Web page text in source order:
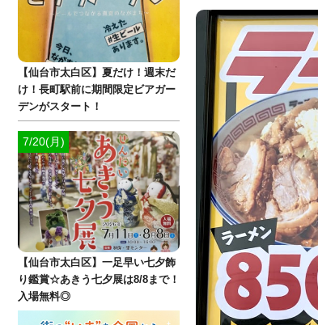
【仙台市太白区】夏だけ！週末だ
け！長町駅前に期間限定ビアガー
デンがスタート！
7/20(月)
【仙台市太白区】一足早い七夕飾
り鑑賞☆あきう七夕展は8/8まで！
入場無料◎